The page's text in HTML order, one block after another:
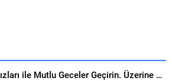
Ataşehir Escort Kızları ile Mutlu Geceler Geçirin. Üzerine Kapsamlı Bakış